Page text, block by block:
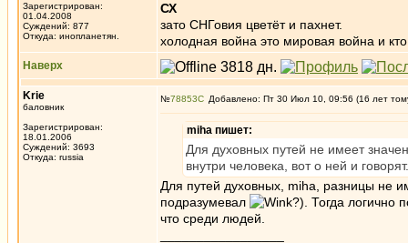
Зарегистрирован:
01.04.2008
Суждений: 877
Откуда: инопланетян.
СХ
зато СНГовия цветёт и пахнет.
холодная война это мировая война и
Наверх
Krie
баловник
Зарегистрирован:
18.01.2006
Суждений: 3693
Откуда: russia
№78853 Добавлено: Пт 30 Июл 10, 09:56 (16 лет
miha пишет:
Для духовных путей не имеет
внутри человека, вот о ней и
Для путей духовных, miha, разницы не
подразумевал
?). Тогда логично
что среди людей.